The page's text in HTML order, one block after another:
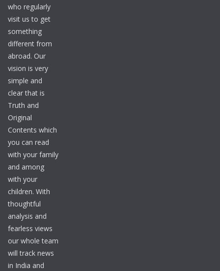
who regularly
visit us to get
something
different from
abroad. Our
vision is very
simple and
clear that is
Truth and
Original
Contents which
you can read
with your family
and among
with your
children. With
thoughtful
analysis and
fearless views
our whole team
will track news
in India and